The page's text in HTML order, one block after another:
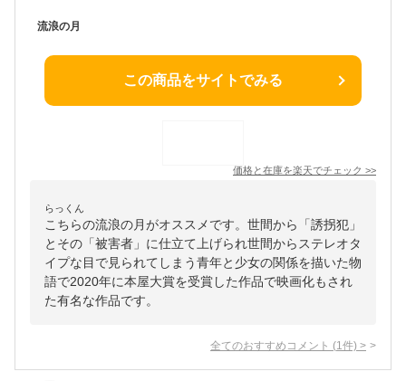
流浪の月
この商品をサイトでみる
価格と在庫を楽天でチェック >>
らっくん
こちらの流浪の月がオススメです。世間から「誘拐犯」
とその「被害者」に仕立て上げられ世間からステレオタ
イプな目で見られてしまう青年と少女の関係を描いた物
語で2020年に本屋大賞を受賞した作品で映画化もされ
た有名な作品です。
全てのおすすめコメント (1 件) >